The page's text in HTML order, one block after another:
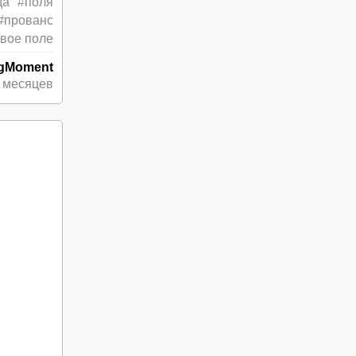
поле
месяцев